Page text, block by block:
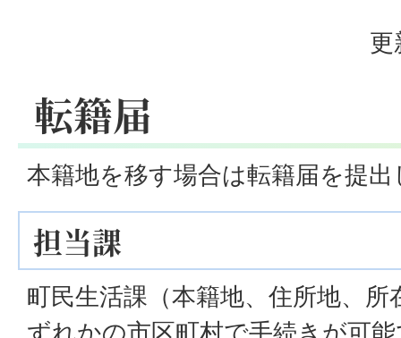
更
転籍届
本籍地を移す場合は転籍届を提
担当課
町民生活課（本籍地、住所地、